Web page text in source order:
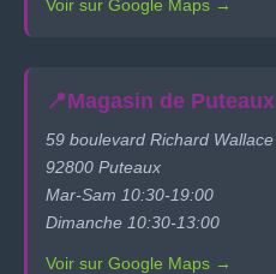
Voir sur Google Maps →
📍Magasin de Puteaux
59 boulevard Richard Wallace
92800 Puteaux
Mar-Sam 10:30-19:00
Dimanche 10:30-13:00
Voir sur Google Maps →